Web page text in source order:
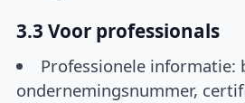
3.3 Voor professionals
Professionele informatie:
ondernemingsnummer,